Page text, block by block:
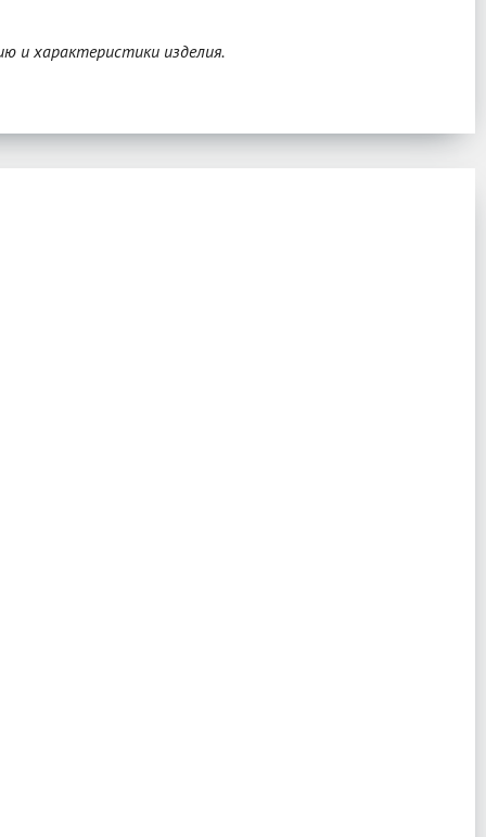
и характеристики изделия.